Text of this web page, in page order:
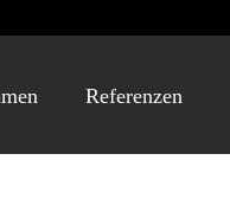
Referenzen